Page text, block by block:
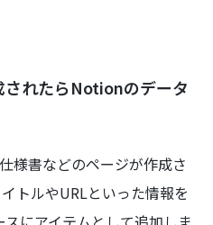
れたらNotionのデータ
様書などのページが作成さ
トルやURLといった情報を